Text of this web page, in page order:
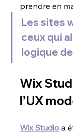
prendre en
Les sites
ceux qui
logique
Wix
l’UX
Wix Studio a